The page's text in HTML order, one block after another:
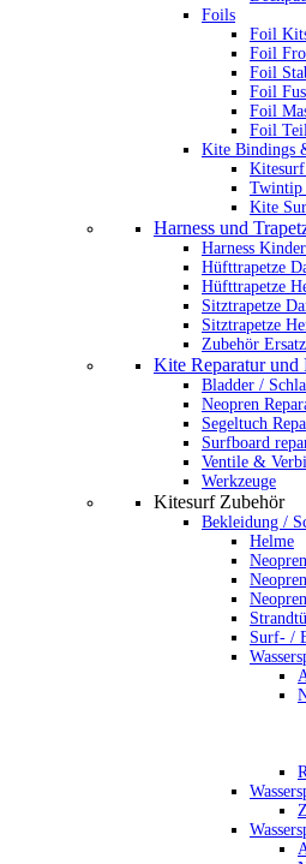
Foils
Foil
Foil
Foil
Foil
Foil
Foil
Kite Bindings
Twintip
Kite
Harness und
Harness
Hüfttrapetze
Hüfttrapetze
Sitztrapetze
Sitztrapetze
Zubehör
Kite Reparatur und
Bladder /
Neopren
Segeltuch
Surfboard
Ventile &
Werkzeuge
Kitesurf Zubehör
Bekleidung /
Helme
Surf- /